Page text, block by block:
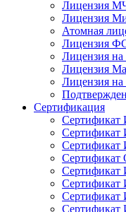
Лицензия
Лицензия
Атомная
Лицензия
Лицензия
Лицензия
Лицензия
Сертификация
Сертификат
Сертификат
Сертификат
Сертификат
Сертификат
Сертификат